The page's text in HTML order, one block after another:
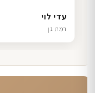
שרון כהן
תל אביב
עדי לוי
רמת גן
דנה גל
חיפה
ליאת ויוסי מ.
הוד השרון